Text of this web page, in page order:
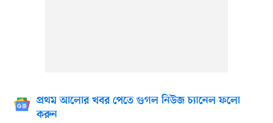
প্রথম আলোর খবর পেতে গুগল নিউজ চ্যানেল ফলো
করুন